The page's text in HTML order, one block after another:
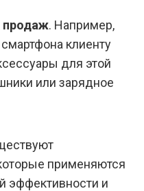
продаж. Например,
клиенту
для этой
или зарядное
применяются
эффективности и